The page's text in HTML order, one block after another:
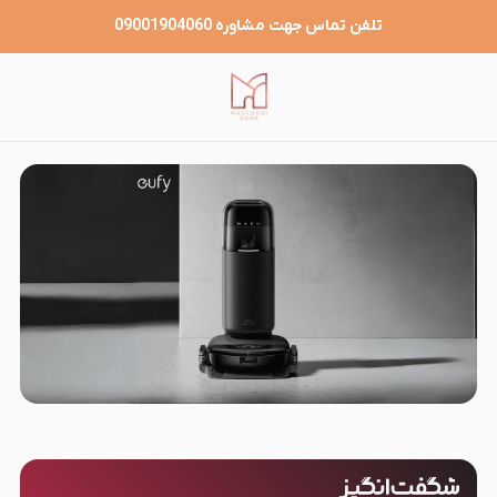
تلفن تماس جهت مشاوره 09001904060